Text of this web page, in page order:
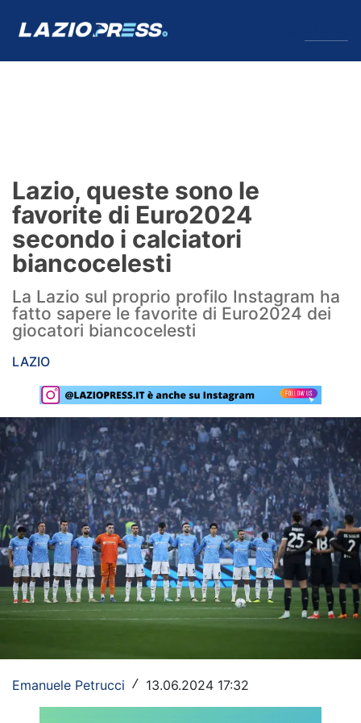
Formello
Infortuni
Primavera
Calciomercato
Rassegna Lazio
Social
Calcio
Serie A
Champions League
Europa League
Altri Sport
Vela
Lazio, queste sono le
favorite di Euro2024
secondo i calciatori
biancocelesti
La Lazio sul proprio profilo Instagram ha
fatto sapere le favorite di Euro2024 dei
giocatori biancocelesti
LAZIO
Emanuele Petrucci / 13.06.2024 17:32